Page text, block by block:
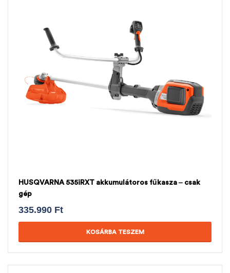
HUSQVARNA 535iRXT akkumulátoros fűkasza – csak
gép
335.990 Ft
KOSÁRBA TESZEM